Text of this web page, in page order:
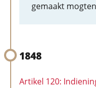
gemaakt
1848
Artikel 120: